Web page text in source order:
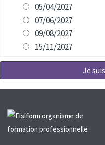
05/04/2027
07/06/2027
09/08/2027
15/11/2027
Je